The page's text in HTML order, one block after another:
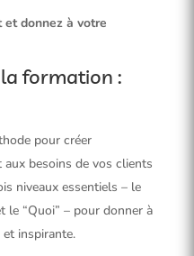
donnez à votre
formation :
pour créer
besoins de vos clients
niveaux essentiels – le
le “Quoi” – pour donner à
inspirante.